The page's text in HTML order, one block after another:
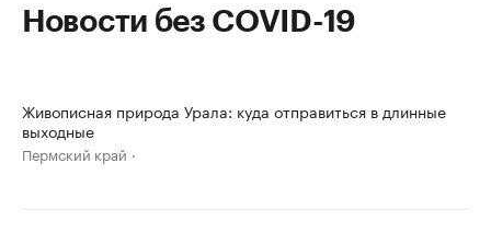
Новости без COVID-19
Живописная природа Урала: куда отправиться в длинные
выходные
Пермский край